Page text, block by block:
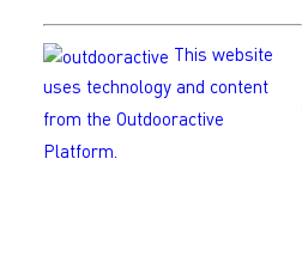
This website
uses technology and content
from the Outdooractive
Platform.